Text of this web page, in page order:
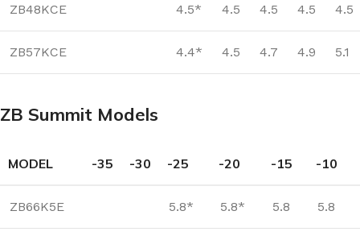
ZB48KCE 4.5* 4.5 4.5 4.5 4.5
ZB57KCE 4.4* 4.5 4.7 4.9 5.1
ZB Summit Models
MODEL -35 -30 -25 -20 -15 -10
ZB66K5E 5.8* 5.8* 5.8 5.8